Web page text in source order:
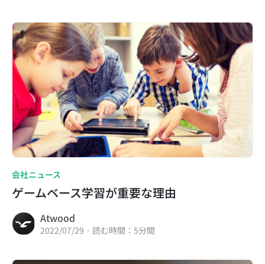
会社ニュース
ゲームベース学習が重要な理由
Atwood
2022/07/29 · 読む時間：5分間